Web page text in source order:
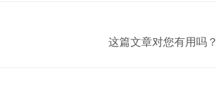
这篇文章对您有用吗？